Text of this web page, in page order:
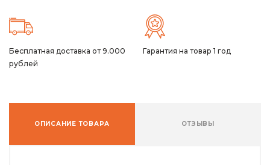
Бесплатная доставка от 9.000
рублей
Гарантия на товар 1 год
ОПИСАНИЕ ТОВАРА ОТЗЫВЫ